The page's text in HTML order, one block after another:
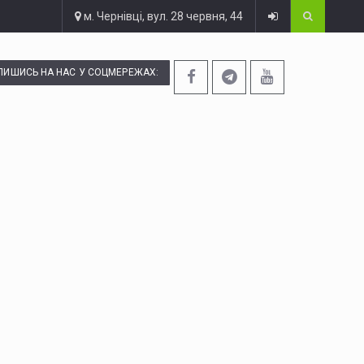
м. Чернівці, вул. 28 червня, 44
НА НАС У СОЦМЕРЕЖАХ: